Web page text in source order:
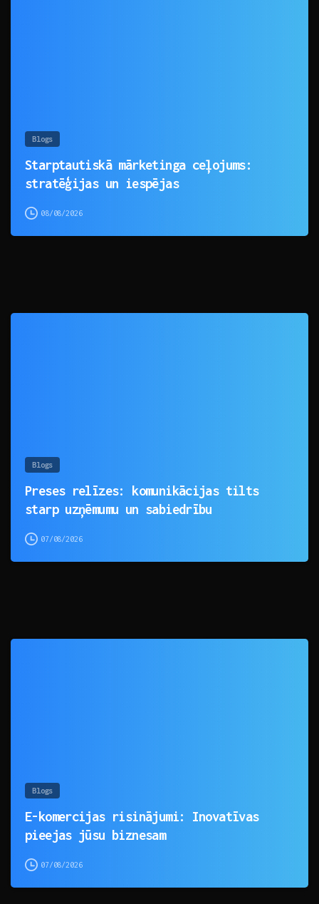
Blogs
Starptautiskā mārketinga ceļojums:
stratēģijas un iespējas
08/08/2026
Blogs
Preses relīzes: komunikācijas tilts
starp uzņēmumu un sabiedrību
07/08/2026
Blogs
E-komercijas risinājumi: Inovatīvas
pieejas jūsu biznesam
07/08/2026